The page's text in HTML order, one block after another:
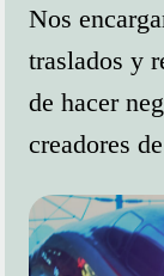
Nos
traslados y
de hacer
creadores de